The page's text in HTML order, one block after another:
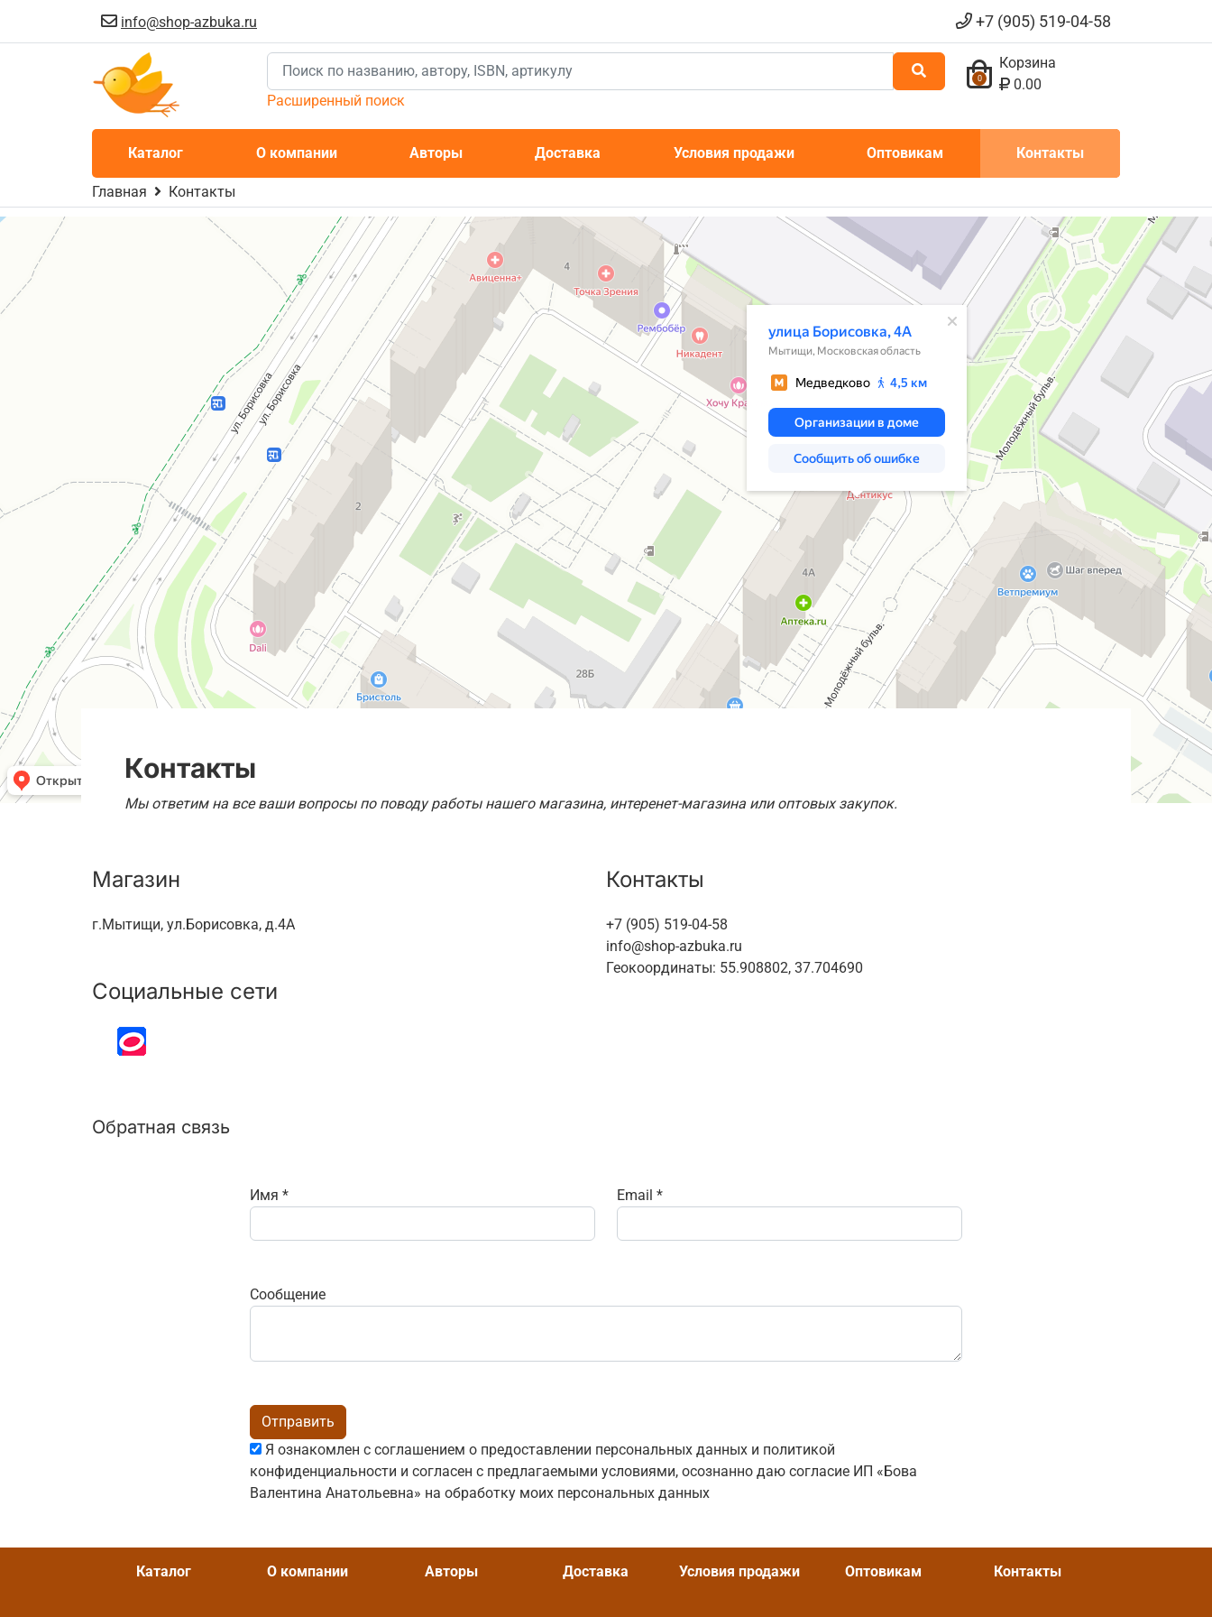
info@shop-azbuka.ru +7 (905) 519-04-58
Расширенный поиск
0
Корзина
0.00
Каталог О компании Авторы Доставка Условия продажи Оптовикам Контакты
Главная Контакты
Контакты
Мы ответим на все ваши вопросы по поводу работы нашего магазина, интеренет-магазина или оптовых закупок.
Магазин
г.Мытищи, ул.Борисовка, д.4А
Контакты
+7 (905) 519-04-58
info@shop-azbuka.ru
Геокоординаты: 55.908802, 37.704690
Социальные сети
Обратная связь
Имя * Email *
Сообщение
Отправить
Я ознакомлен с соглашением о предоставлении персональных данных и политикой
конфиденциальности и согласен с предлагаемыми условиями, осознанно даю согласие ИП «Бова
Валентина Анатольевна» на обработку моих персональных данных
Каталог О компании Авторы Доставка Условия продажи Оптовикам Контакты